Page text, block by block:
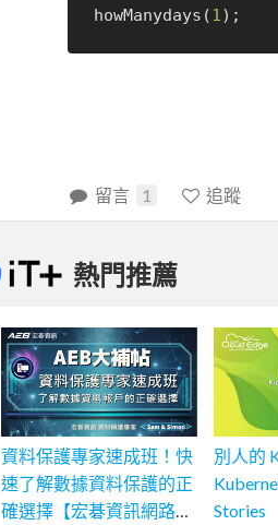
howManydays(1
留言 1 追蹤
熱門推薦
資料保護專家速成班！快
速了解數據資料保護的正
確選擇【宏碁資訊網路學
別人的
Stories